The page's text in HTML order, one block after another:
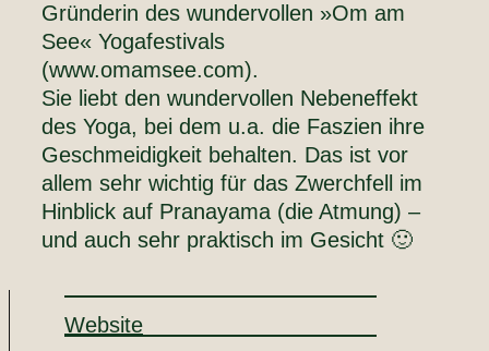
Gründerin des wundervollen »Om am
See« Yogafestivals
(www.omamsee.com).
Sie liebt den wundervollen Nebeneffekt
des Yoga, bei dem u.a. die Faszien ihre
Geschmeidigkeit behalten. Das ist vor
allem sehr wichtig für das Zwerchfell im
Hinblick auf Pranayama (die Atmung) –
und auch sehr praktisch im Gesicht 🙂
Website